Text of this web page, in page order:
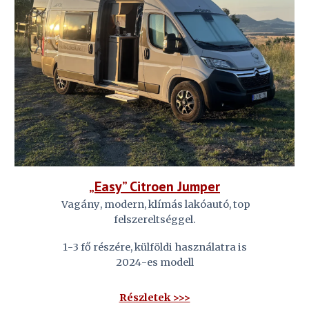
„Easy” Citroen Jumper
Vagány, modern, klímás lakóautó, top
felszereltséggel.
1-3 fő részére, külföldi használatra is
2024-es modell
Részletek >>>